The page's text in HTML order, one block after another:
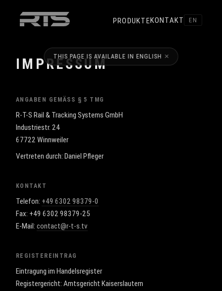
PRODUKTEKONTAKT EN
IMPRESSUM
ANGABEN GEMÄSS § 5 TMG
R-T-S Rail & Tracking Systems GmbH
Industriestr. 24
67722 Winnweiler
Vertreten durch: Daniel Pfleger
KONTAKT
Telefon: +49 6302 98379-0
Fax: +49 6302 98379-25
E-Mail: contact@r-t-s.tv
REGISTEREINTRAG
Eintragung im Handelsregister
Registergericht: Amtsgericht Kaiserslautern
THIS PAGE IS AVAILABLE IN ENGLISH ×